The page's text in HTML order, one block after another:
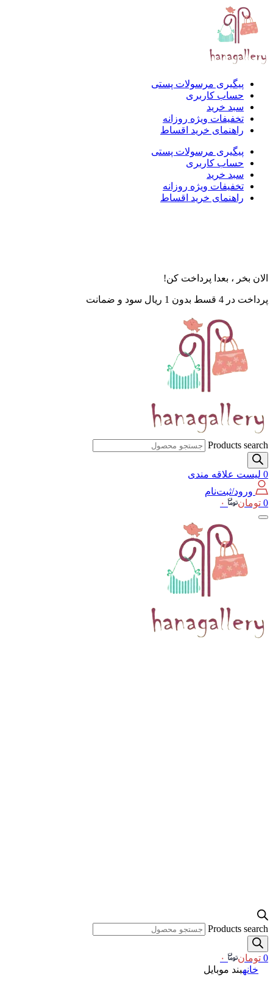
پیگیری مرسولات پستی
حساب کاربری
سبد خرید
تخفیفات ویژه روزانه
راهنمای خرید اقساط
پیگیری مرسولات پستی
حساب کاربری
سبد خرید
تخفیفات ویژه روزانه
راهنمای خرید اقساط
الان بخر ، بعدا پرداخت کن!
پرداخت در 4 قسط بدون 1 ریال سود و ضمانت
Products search
0 لیست علاقه مندی
ورود/ثبت‌نام
0 تومان
Products search
0 تومان
خانهبند موبایل